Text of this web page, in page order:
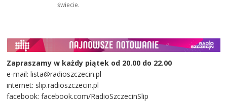
świecie.
Zapraszamy w każdy piątek od 20.00 do 22.00
e-mail: lista@radioszczecin.pl
internet: slip.radioszczecin.pl
facebook: facebook.com/RadioSzczecinSlip